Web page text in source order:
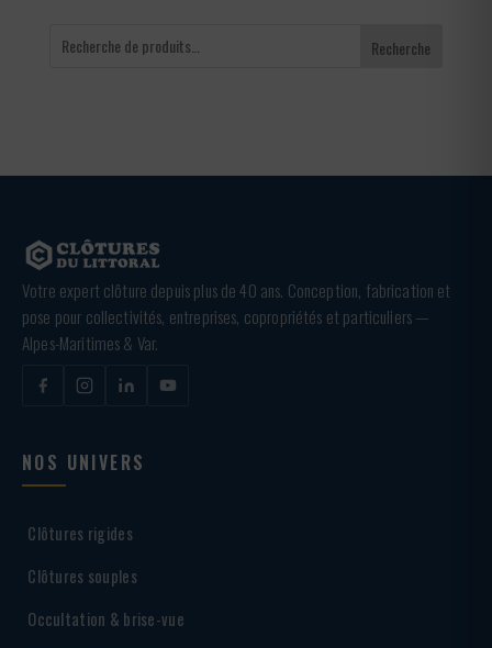
Recherche
Votre expert clôture depuis plus de 40 ans. Conception, fabrication et
pose pour collectivités, entreprises, copropriétés et particuliers —
Alpes-Maritimes & Var.
NOS UNIVERS
Clôtures rigides
Clôtures souples
Occultation & brise-vue